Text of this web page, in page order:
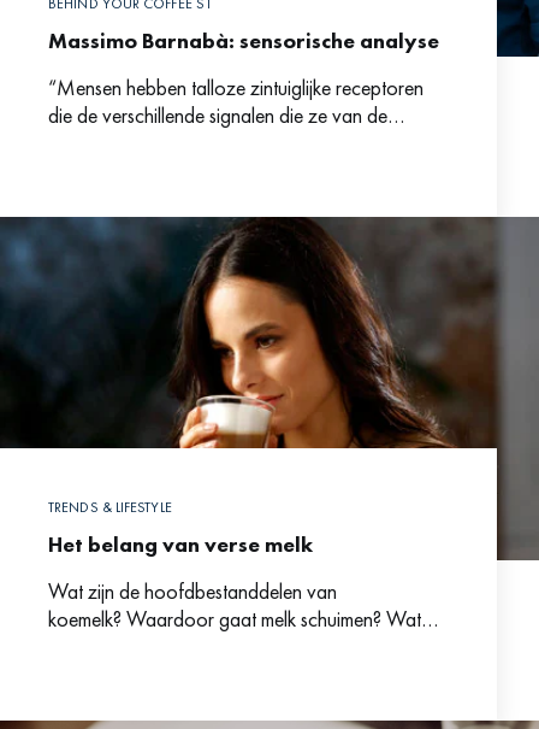
Massimo Barnabà: sensorische analyse
“Mensen hebben talloze zintuiglijke receptoren
die de verschillende signalen die ze van de
TRENDS & LIFESTYLE
Het belang van verse melk
Wat zijn de hoofdbestanddelen van
koemelk? Waardoor gaat melk schuimen? Wat